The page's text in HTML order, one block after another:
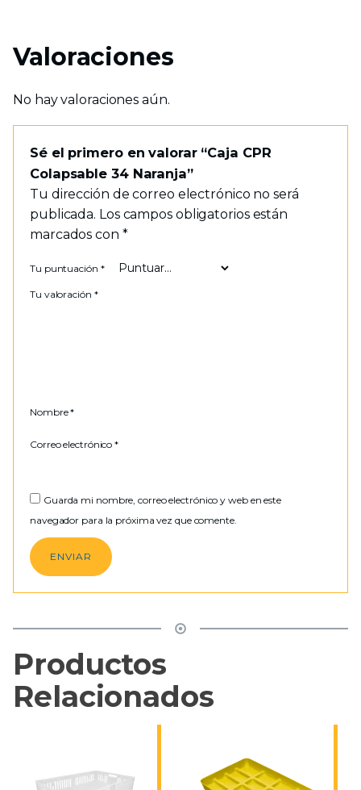
Valoraciones
No hay valoraciones aún.
Sé el primero en valorar “Caja CPR
Colapsable 34 Naranja”
Tu dirección de correo electrónico no será
publicada. Los campos obligatorios están
marcados con *
Tu puntuación *
Tu valoración *
Nombre*
Correo electrónico*
Guarda mi nombre, correo electrónico y web en este
navegador para la próxima vez que comente.
Productos
Relacionados